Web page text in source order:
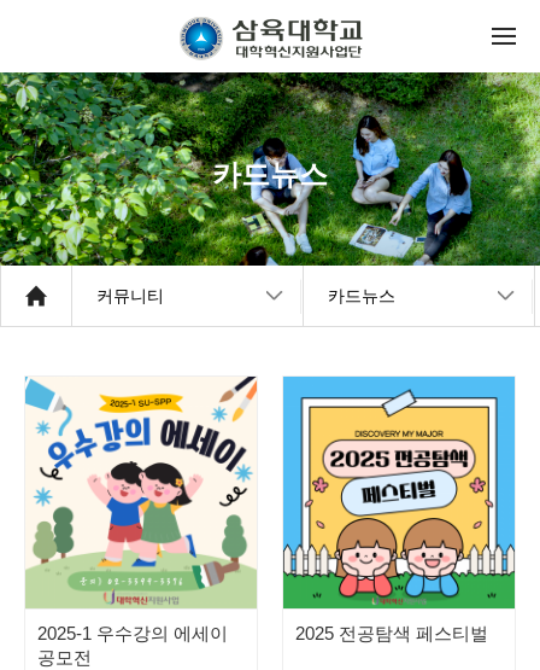
카드뉴스
커뮤니티 카드뉴스
2025-1 우수강의 에세이
공모전
2025 전공탐색 페스티벌